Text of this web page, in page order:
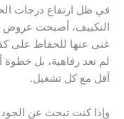
في ظل ارتفاع درجات
التكييف، أصبحت عروض
غنى عنها للحفاظ على
لم تعد رفاهية، بل خطوة
أقل مع كل تشغيل.
وإذا كنت تبحث عن